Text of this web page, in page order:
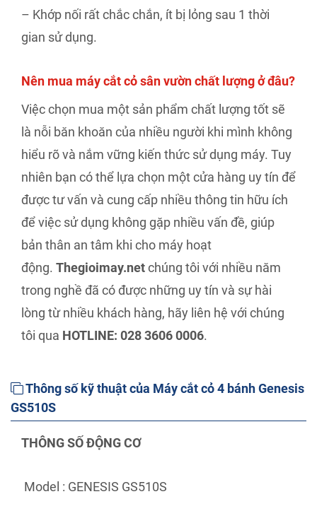
– Khớp nối rất chắc chắn, ít bị lỏng sau 1 thời
gian sử dụng.
Nên mua máy cắt cỏ sân vườn chất lượng ở đâu?
Việc chọn mua một sản phẩm chất lượng tốt sẽ
là nỗi băn khoăn của nhiều người khi mình không
hiểu rõ và nắm vững kiến thức sử dụng máy. Tuy
nhiên bạn có thể lựa chọn một cửa hàng uy tín để
được tư vấn và cung cấp nhiều thông tin hữu ích
để việc sử dụng không gặp nhiều vấn đề, giúp
bản thân an tâm khi cho máy hoạt
động. Thegioimay.netchúng tôi với nhiều năm
trong nghề đã có được những uy tín và sự hài
lòng từ nhiều khách hàng, hãy liên hệ với chúng
tôi qua HOTLINE: 028 3606 0006.
Thông số kỹ thuật của Máy cắt cỏ 4 bánh Genesis
GS510S
THÔNG SỐ ĐỘNG CƠ
Model : GENESIS GS510S